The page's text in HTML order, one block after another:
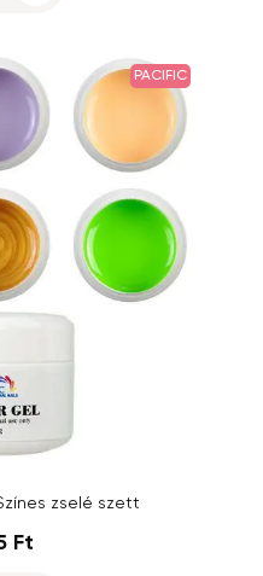
PACIFIC
zselé szett
Ft